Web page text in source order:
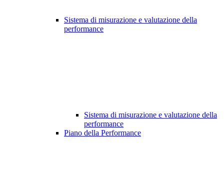
Sistema di misurazione e valutazione della
performance
Sistema di misurazione e valutazione della
performance
Piano della Performance